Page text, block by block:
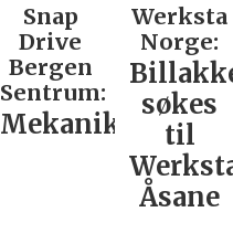
Snap
Drive
Bergen
Sentrum:
Mekaniker
Werksta
Norge:
søkes
til
Åsane